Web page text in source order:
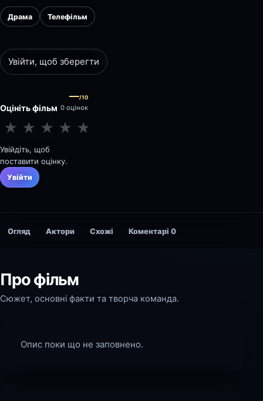
Драма Телефільм
Увійти, щоб зберегти
Оцініть фільм
—/10
0 оцінок
★ ★ ★ ★ ★
Увійдіть, щоб
поставити оцінку.
Увійти
Огляд Актори Схожі Коментарі 0
Про фільм
Сюжет, основні факти та творча команда.
Опис поки що не заповнено.